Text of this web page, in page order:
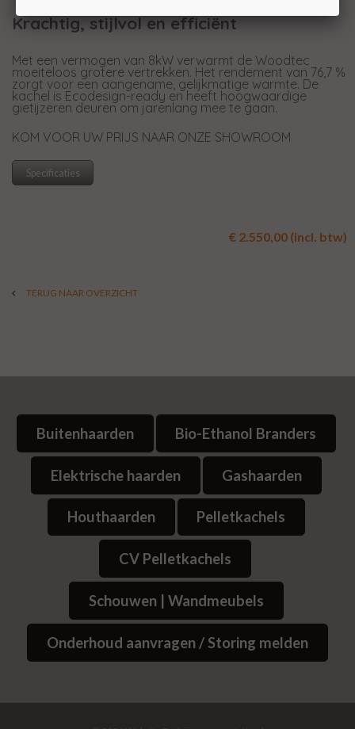
Krachtig, stijlvol en efficiënt
Met een vermogen van 8kW verwarmt de Woodtec
moeiteloos grotere vertrekken. Het rendement van 76,7 %
zorgt voor een aangename, gelijkmatige warmte. De
kachel is Ecodesign-ready en heeft hoogwaardige
gietijzeren deuren om jarenlang mee te gaan.
KOM VOOR UW PRIJS NAAR ONZE SHOWROOM
Specificaties
€ 2.550,00 (incl. btw)
TERUG NAAR OVERZICHT
Buitenhaarden Bio-Ethanol Branders
Elektrische haarden Gashaarden
Houthaarden Pelletkachels
CV Pelletkachels
Schouwen | Wandmeubels
Onderhoud aanvragen / Storing melden